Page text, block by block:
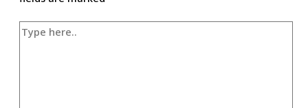
Type